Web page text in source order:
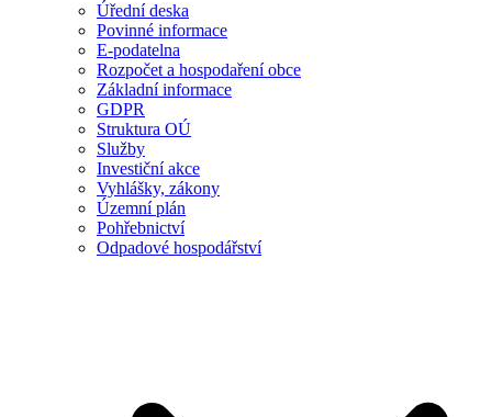
Úřední deska
Povinné informace
E-podatelna
Rozpočet a hospodaření obce
Základní informace
GDPR
Struktura OÚ
Služby
Investiční akce
Vyhlášky, zákony
Územní plán
Pohřebnictví
Odpadové hospodářství